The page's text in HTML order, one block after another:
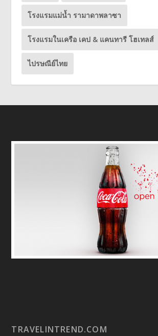
โรงแรมแม่น้ำ รามาดาพลาซา
โรงแรมในเครือ เคป & แคนทารี โฮเทลส์
ไปรษณีย์ไทย
TRAVELINTREND.COM